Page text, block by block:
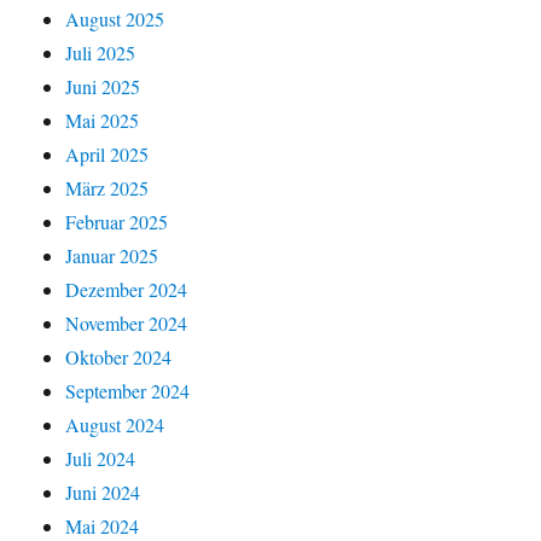
August 2025
Juli 2025
Juni 2025
Mai 2025
April 2025
März 2025
Februar 2025
Januar 2025
Dezember 2024
November 2024
Oktober 2024
September 2024
August 2024
Juli 2024
Juni 2024
Mai 2024